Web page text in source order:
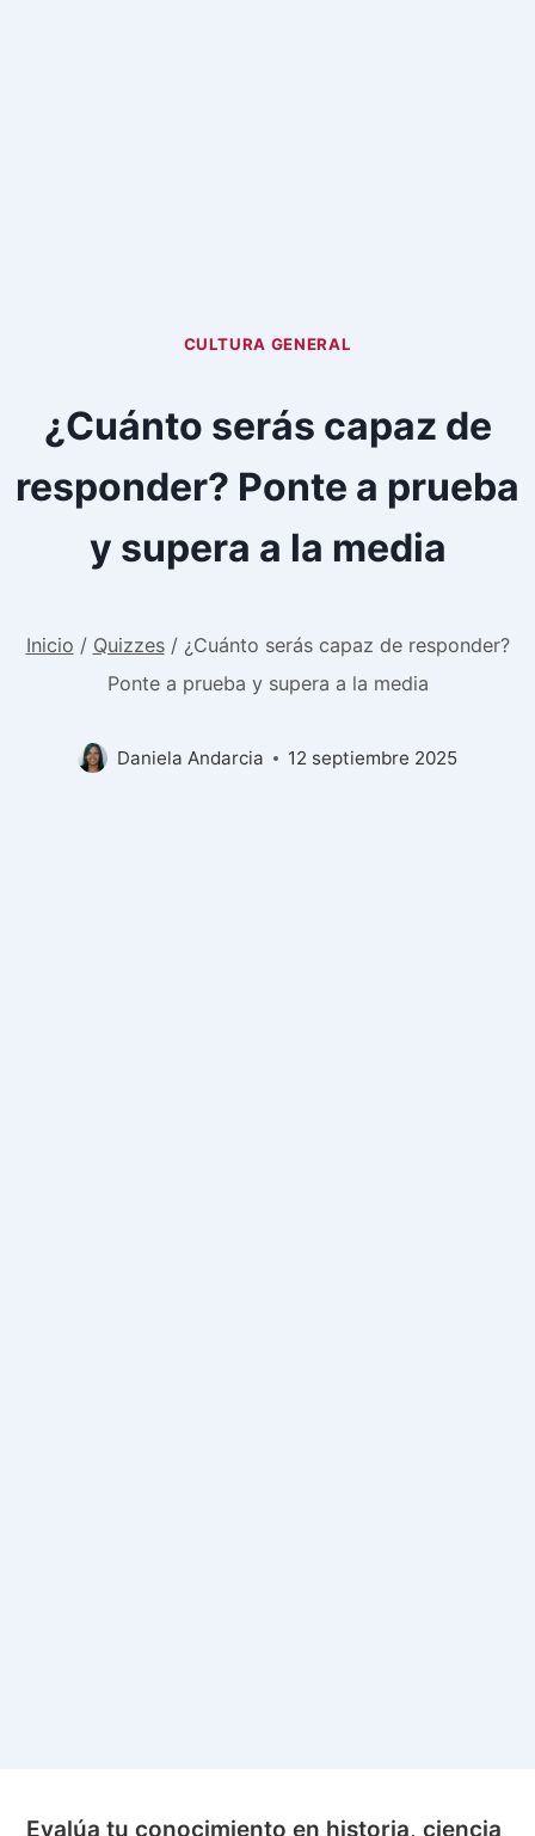
CULTURA GENERAL
¿Cuánto serás capaz de
responder? Ponte a prueba
y supera a la media
Inicio / Quizzes / ¿Cuánto serás capaz de responder?
Ponte a prueba y supera a la media
Daniela Andarcia 12 septiembre 2025
Evalúa tu conocimiento en historia, ciencia